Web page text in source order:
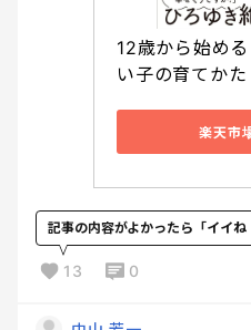
12歳から始め
い子の育てか
楽天市
記事の内容がよかったら「イイ
13 0